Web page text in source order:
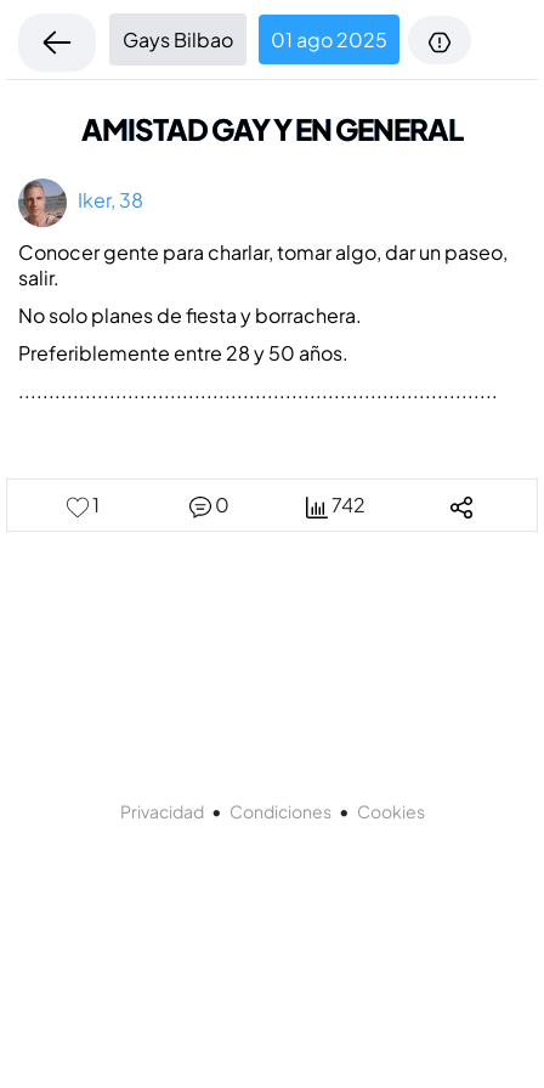
Gays Bilbao 01 ago 2025
AMISTAD GAY Y EN GENERAL
Iker, 38
Conocer gente para charlar, tomar algo, dar un paseo,
salir.
No solo planes de fiesta y borrachera.
Preferiblemente entre 28 y 50 años.
...............................................................................
1 0 742
Privacidad• Condiciones• Cookies